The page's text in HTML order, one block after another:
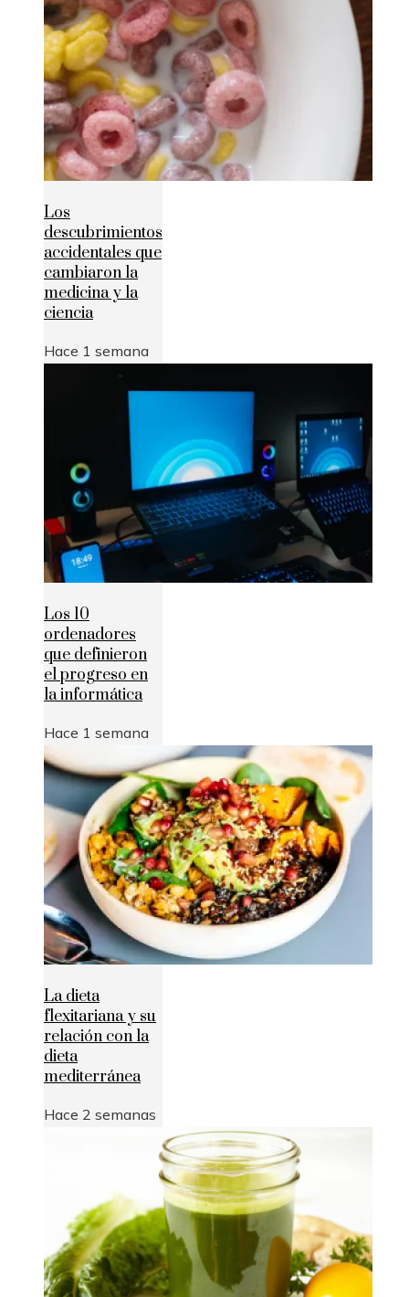
Los
descubrimientos
accidentales que
cambiaron la
medicina y la
ciencia
Hace 1 semana
Los 10
ordenadores
que definieron
el progreso en
la informática
Hace 1 semana
La dieta
flexitariana y su
relación con la
dieta
mediterránea
Hace 2 semanas